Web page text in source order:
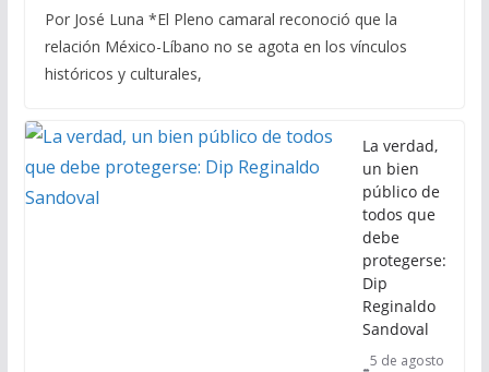
Por José Luna *El Pleno camaral reconoció que la
relación México-Líbano no se agota en los vínculos
históricos y culturales,
La verdad,
un bien
público de
todos que
debe
protegerse:
Dip
Reginaldo
Sandoval
5 de agosto